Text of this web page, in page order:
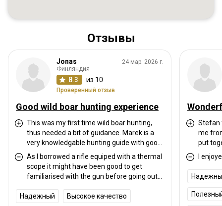
Отзывы
Jonas
Финляндия
8.3 из 10
Проверенный отзыв
24 мар. 2026 г.
Good wild boar hunting experience
This was my first time wild boar hunting,
thus needed a bit of guidance. Marek is a
very knowledgable hunting guide with good
knowledge on wild boar hunting. He knows
the area very well and has a good sense of
where the game is moving. He's friendly,
courteous and always greets you with a
smile. Although Marek's english language
skills are not the best, there was no
As I borrowed a rifle equiped with a thermal
scope it might have been good to get
familiarised with the gun before going out
have made it slightly easier.
Надежный Высокое качество
Stefan
me
put
went
right
spent
and
I